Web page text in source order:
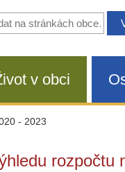
v obci
- 2023
rozpočtu